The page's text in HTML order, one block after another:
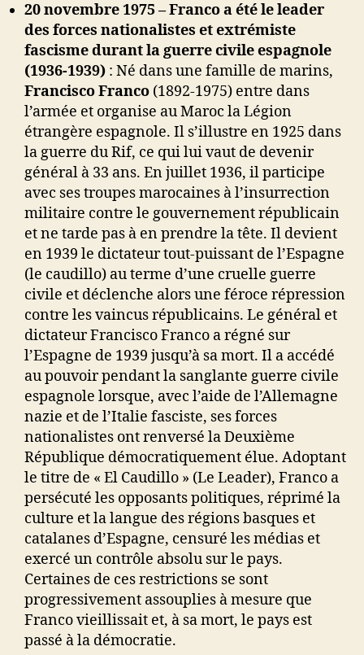
20 novembre 1975 – Franco a été le leader
des forces nationalistes et extrémiste
fascisme durant la guerre civile espagnole
(1936-1939) : Né dans une famille de marins,
Francisco Franco (1892-1975) entre dans
l’armée et organise au Maroc la Légion
étrangère espagnole. Il s’illustre en 1925 dans
la guerre du Rif, ce qui lui vaut de devenir
général à 33 ans. En juillet 1936, il participe
avec ses troupes marocaines à l’insurrection
militaire contre le gouvernement républicain
et ne tarde pas à en prendre la tête. Il devient
en 1939 le dictateur tout-puissant de l’Espagne
(le caudillo) au terme d’une cruelle guerre
civile et déclenche alors une féroce répression
contre les vaincus républicains. Le général et
dictateur Francisco Franco a régné sur
l’Espagne de 1939 jusqu’à sa mort. Il a accédé
au pouvoir pendant la sanglante guerre civile
espagnole lorsque, avec l’aide de l’Allemagne
nazie et de l’Italie fasciste, ses forces
nationalistes ont renversé la Deuxième
République démocratiquement élue. Adoptant
le titre de « El Caudillo » (Le Leader), Franco a
persécuté les opposants politiques, réprimé la
culture et la langue des régions basques et
catalanes d’Espagne, censuré les médias et
exercé un contrôle absolu sur le pays.
Certaines de ces restrictions se sont
progressivement assouplies à mesure que
Franco vieillissait et, à sa mort, le pays est
passé à la démocratie.